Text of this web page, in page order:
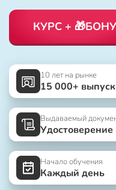
КУРС +
10 лет на рынке
15 000+
Выдаваемый
Удостоверение
Начало обучения
Каждый день